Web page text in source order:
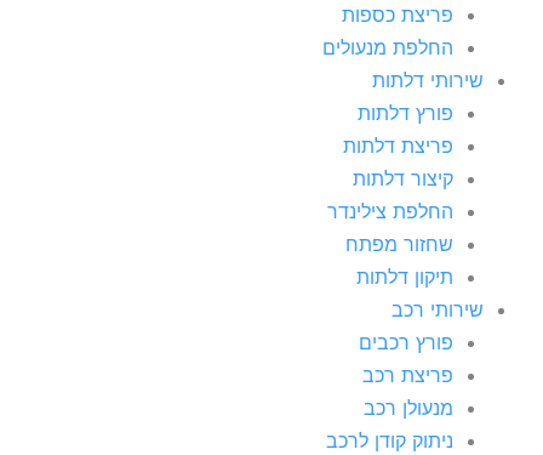
פריצת כספות
החלפת מנעולים
שירותי דלתות
פורץ דלתות
פריצת דלתות
קיצור דלתות
החלפת צילינדר
שחזור מפתח
תיקון דלתות
שירותי רכב
פורץ רכבים
פריצת רכב
מנעולן רכב
ניתוק קודן לרכב